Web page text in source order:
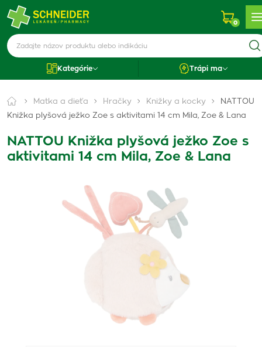
0
Kategórie Trápi ma
Matka a dieťa Hračky Knižky a kocky
NATTOU
Knižka plyšová ježko Zoe s aktivitami 14 cm Mila, Zoe & Lana
NATTOU Knižka plyšová ježko Zoe s
aktivitami 14 cm Mila, Zoe & Lana